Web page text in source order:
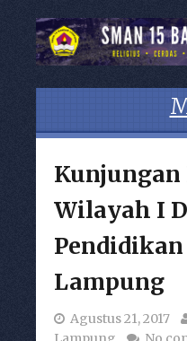
Kunjungan
Wilayah I
Lampung
Agustus 21, 2017